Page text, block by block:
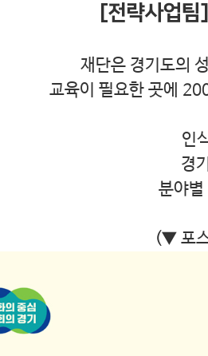
[전략사업팀
재단은 경기도의
교육이 필요한 곳에
인
경
분야별
(▼ 포